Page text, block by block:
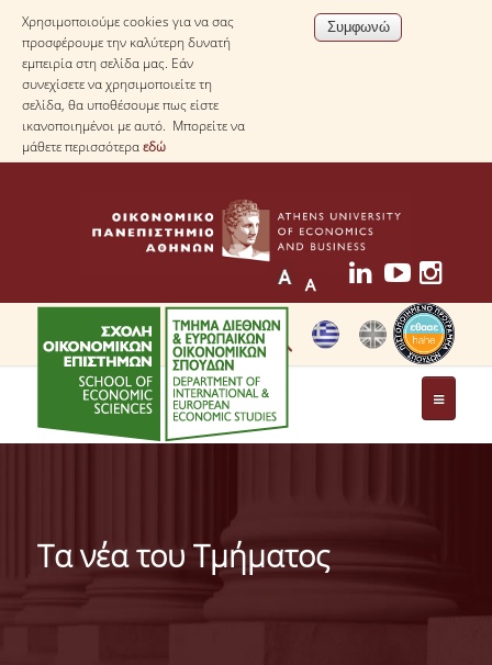
Χρησιμοποιούμε cookies για να σας
προσφέρουμε την καλύτερη δυνατή
εμπειρία στη σελίδα μας. Εάν
συνεχίσετε να χρησιμοποιείτε τη
σελίδα, θα υποθέσουμε πως είστε
ικανοποιημένοι με αυτό. Μπορείτε να
μάθετε περισσότεραεδώ
ΤΟ ΤΜΗΜΑ
ΓΕΝΙΚΕΣ ΠΛΗΡΟΦΟΡΙΕΣ
ΔΙΟΙΚΗΣΗ ΤΟΥ ΤΜΗΜΑΤΟΣ
Τα νέα του Τμήματος